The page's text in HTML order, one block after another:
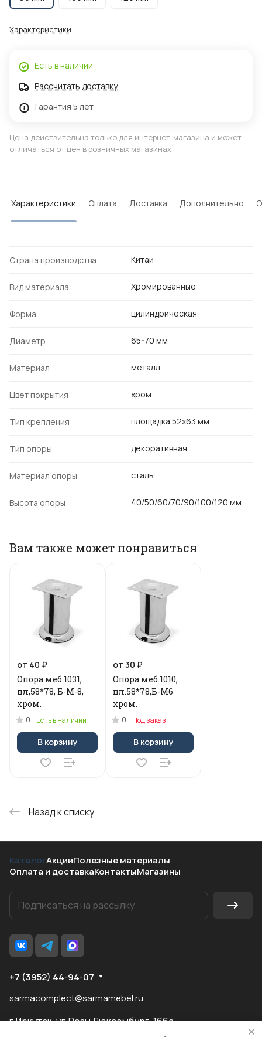
Характеристики
Есть в наличии
Рассчитать доставку
Гарантия 5 лет
Цена действительна только для интернет-магазина и может
отличаться от цен в розничных магазинах
Характеристики Оплата Доставка Дополнительно
Страна производства Китай
Вид материала Хромированные
Форма цилиндрическая
Диаметр 65-70 мм
Материал металл
Цвет покрытия хром
Тип крепления площадка 52х63 мм
Тип опоры декоративная
Материал опоры сталь
Высота опоры 40/50/60/70/90/100/120 мм
Вам также может понравиться
от 40 ₽
Опора меб.1031,
пл,58*78, Б-М-8,
хром.
0 Есть в наличии
В корзину
от 30 ₽
Опора меб.1010,
пл.58*78,Б-М6
хром.
0 Под заказ
В корзину
Назад к списку
КаталогАкцииПолезные материалы
Оплата и доставкаКонтактыМагазины
+7 (3952) 44-94-07
sarmacomplect@sarmamebel.ru
г.Иркутск, ул.Розы Люксембург, 166а